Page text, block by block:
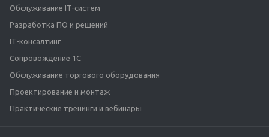
Обслуживание IT-систем
Разработка ПО и решений
IT-консалтинг
Сопровождение 1С
Обслуживание торгового оборудования
Проектирование и монтаж
Практические тренинги и вебинары